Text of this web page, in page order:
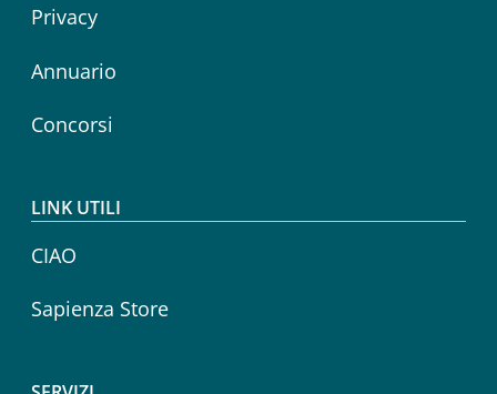
Privacy
Annuario
Concorsi
LINK UTILI
CIAO
Sapienza Store